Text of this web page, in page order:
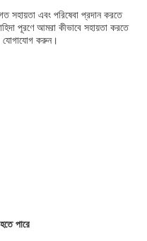
সহায়তা এবং পরিষেবা প্রদান করতে
পূরণে আমরা কীভাবে সহায়তা করতে
যোগাযোগ করুন।
পারে